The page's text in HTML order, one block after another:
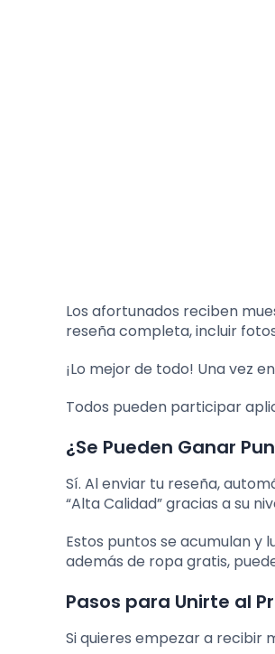
Los afortunados reciben
reseña completa, incluir
¡Lo mejor de todo! Una vez
Todos pueden participar
¿Se Pueden Ganar
Sí. Al enviar tu reseña,
“Alta Calidad” gracias a su
Estos puntos se acumulan y
además de ropa gratis,
Pasos para Unirte al
Si quieres empezar a recibir